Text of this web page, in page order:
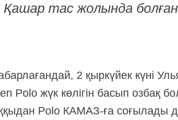
тас жолында
2 қыркүйек күні
Polo жүк көлігін басып озбақ
Polo КАМАЗ-ға соғылады